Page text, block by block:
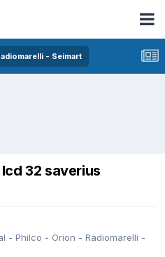
- Seimart
32 saverius
- Philco - Orion - Radiomarelli -